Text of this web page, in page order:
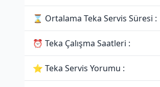
⌛ Ortalama Teka Servis Süresi :
⏰ Teka Çalışma Saatleri :
⭐ Teka Servis Yorumu :